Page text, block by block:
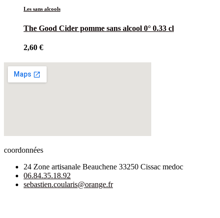
Les sans alcools
The Good Cider pomme sans alcool 0° 0.33 cl
2,60 €
coordonnées
24 Zone artisanale Beauchene 33250 Cissac medoc
06.84.35.18.92
sebastien.coularis@orange.fr